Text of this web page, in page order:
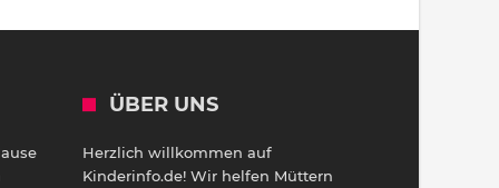
ÜBER UNS
Herzlich willkommen auf
Kinderinfo.de! Wir helfen Müttern